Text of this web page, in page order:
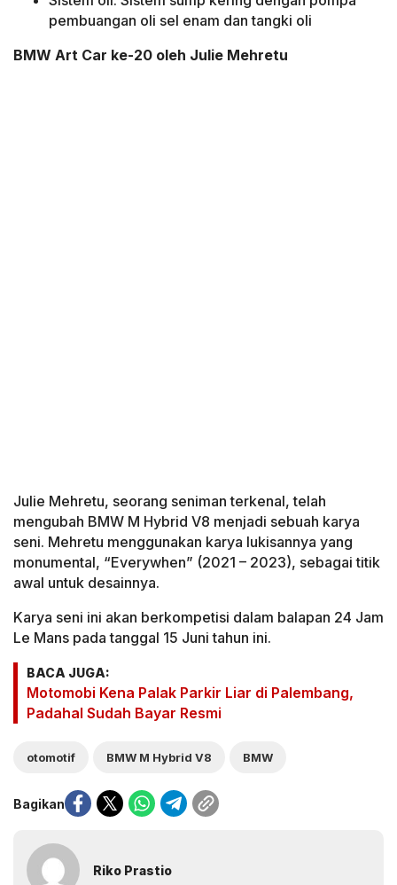
pembuangan oli sel enam dan tangki oli
BMW Art Car ke-20 oleh Julie Mehretu
Julie Mehretu, seorang seniman terkenal, telah
mengubah BMW M Hybrid V8 menjadi sebuah karya
seni. Mehretu menggunakan karya lukisannya yang
monumental, “Everywhen” (2021 – 2023), sebagai titik
awal untuk desainnya.
Karya seni ini akan berkompetisi dalam balapan 24 Jam
Le Mans pada tanggal 15 Juni tahun ini.
BACA JUGA:
Motomobi Kena Palak Parkir Liar di Palembang,
Padahal Sudah Bayar Resmi
otomotif BMW M Hybrid V8 BMW
Bagikan
Riko Prastio